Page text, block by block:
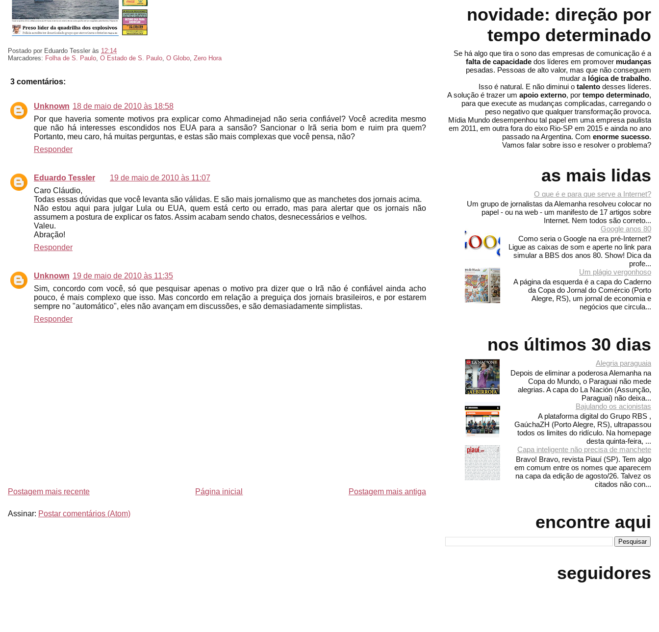
Postado por Eduardo Tessler às 12:14
Marcadores: Folha de S. Paulo O Estado de S. Paulo O Globo Zero Hora
3 comentários:
Unknown 18 de maio de 2010 às 18:58
Por que haveria somente motivos pra explicar como Ahmadinejad não seria confiável? Você acredita mesmo
que não há interesses escondidos nos EUA para a sansão? Sancionar o Irã seria bom e ruim pra quem?
Portanto, meu caro, há muitas perguntas, e estas são mais complexas que você pensa, não?
Responder
Eduardo Tessler
19 de maio de 2010 às 11:07
Caro Cláudio,
Todas essas dúvidas que você levanta são válidas. E são mais jornalismo que as manchetes dos jornais acima.
Não estou aqui para julgar Lula ou EUA, quem está certo ou errado, mas para alertar que os jornais não
assumem a postura de explicar os fatos. Assim acabam sendo chatos, desnecessários e velhos.
Valeu.
Abração!
Responder
Unknown 19 de maio de 2010 às 11:35
Sim, concordo com você, só que pesquisar apenas o motivo pra dizer que o Irã não é confiável ainda acho
pouco, é mais complexo que isso. Mas concordo em relação a preguiça dos jornais brasileiros, e por estarem
sempre no "automático", eles não avançam em discussões, e são demasiadamente simplistas.
Responder
Postagem mais recente Postagem mais antiga
Página inicial
Assinar: Postar comentários (Atom)
novidade: direção por
tempo determinado
Se há algo que tira o sono das empresas de comunicação é a
falta de capacidade dos líderes em promover mudanças
pesadas. Pessoas de alto valor, mas que não conseguem
mudar a lógica de trabalho.
Isso é natural. E não diminui o talento desses líderes.
A solução é trazer um apoio externo, por tempo determinado,
para que execute as mudanças complicadas, carregando o
peso negativo que qualquer transformação provoca.
Mídia Mundo desempenhou tal papel em uma empresa paulista
em 2011, em outra fora do eixo Rio-SP em 2015 e ainda no ano
passado na Argentina. Com enorme sucesso.
Vamos falar sobre isso e resolver o problema?
as mais lidas
O que é e para que serve a Internet?
Um grupo de jornalistas da Alemanha resolveu colocar no
papel - ou na web - um manifesto de 17 artigos sobre
Internet. Nem todos são correto...
Google anos 80
Como seria o Google na era pré-Internet?
Ligue as caixas de som e aperte no link para
simular a BBS dos anos 80. Show! Dica da
profe...
Um plágio vergonhoso
A página da esquerda é a capa do Caderno
da Copa do Jornal do Comércio (Porto
Alegre, RS), um jornal de economia e
negócios que circula...
nos últimos 30 dias
Alegria paraguaia
Depois de eliminar a poderosa Alemanha na
Copa do Mundo, o Paraguai não mede
alegrias. A capa do La Nación (Assunção,
Paraguai) não deixa...
Bajulando os acionistas
A plataforma digital do Grupo RBS ,
GaúchaZH (Porto Alegre, RS), ultrapassou
todos os limites do ridículo. Na homepage
desta quinta-feira, ...
Capa inteligente não precisa de manchete
Bravo! Bravo, revista Piauí (SP). Tem algo
em comum entre os nomes que aparecem
na capa da edição de agosto/26. Talvez os
citados não con...
encontre aqui
seguidores